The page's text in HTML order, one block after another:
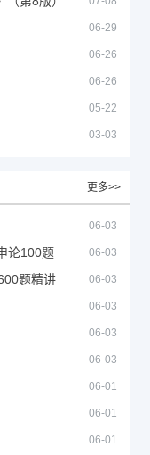
06-29
06-26
06-26
05-22
03-03
更多>>
06-03
论100题 06-03
题精讲 06-03
06-03
06-03
06-03
06-01
06-01
06-01